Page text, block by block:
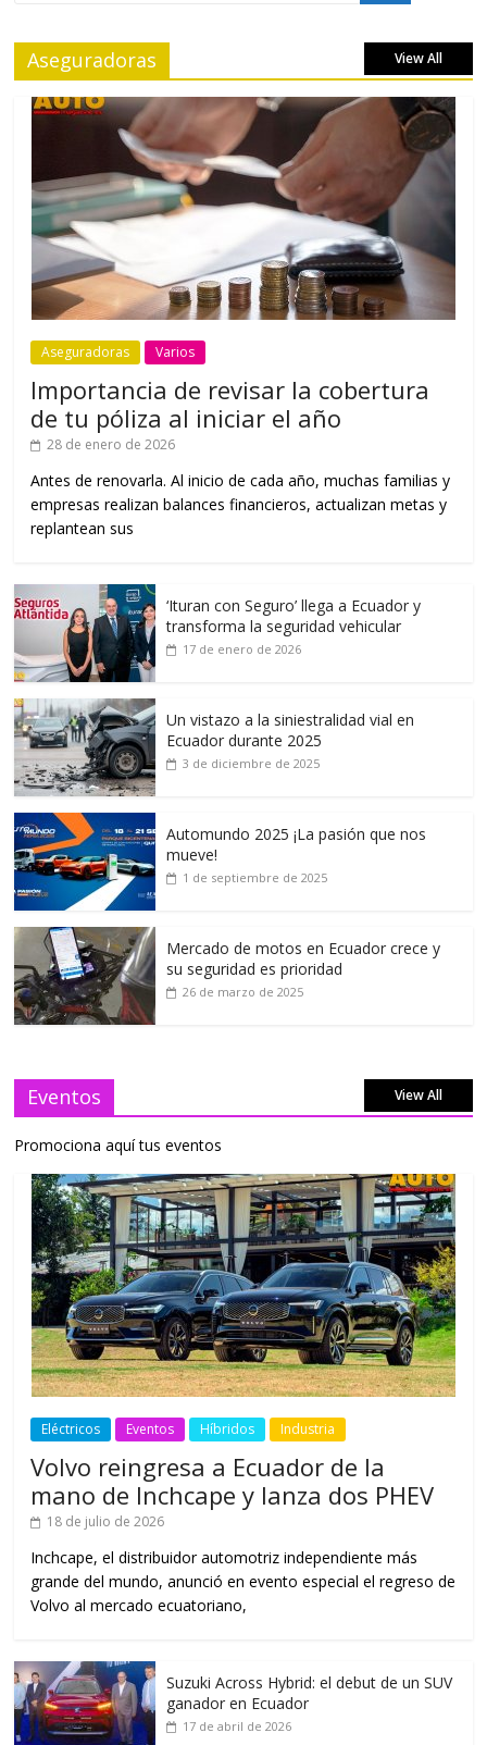
Aseguradoras View All
Aseguradoras Varios
Importancia de revisar la cobertura
de tu póliza al iniciar el año
28 de enero de 2026
Antes de renovarla. Al inicio de cada año, muchas familias y
empresas realizan balances financieros, actualizan metas y
replantean sus
‘Ituran con Seguro’ llega a Ecuador y
transforma la seguridad vehicular
17 de enero de 2026
Un vistazo a la siniestralidad vial en
Ecuador durante 2025
3 de diciembre de 2025
Automundo 2025 ¡La pasión que nos
mueve!
1 de septiembre de 2025
Mercado de motos en Ecuador crece y
su seguridad es prioridad
26 de marzo de 2025
Eventos View All
Promociona aquí tus eventos
Eléctricos Eventos Híbridos Industria
Volvo reingresa a Ecuador de la
mano de Inchcape y lanza dos PHEV
18 de julio de 2026
Inchcape, el distribuidor automotriz independiente más
grande del mundo, anunció en evento especial el regreso de
Volvo al mercado ecuatoriano,
Suzuki Across Hybrid: el debut de un SUV
ganador en Ecuador
17 de abril de 2026